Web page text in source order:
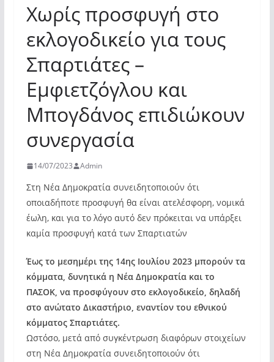
Χωρίς προσφυγή στο
εκλογοδικείο για τους
Σπαρτιάτες –
Εμφιετζόγλου και
Μπογδάνος επιδιώκουν
συνεργασία
14/07/2023 Admin
Στη Νέα Δημοκρατία συνειδητοποιούν ότι
οποιαδήποτε προσφυγή θα είναι ατελέσφορη, νομικά
έωλη, και για το λόγο αυτό δεν πρόκειται να υπάρξει
καμία προσφυγή κατά των Σπαρτιατών
Έως το μεσημέρι της 14ης Ιουλίου 2023 μπορούν τα
κόμματα, δυνητικά η Νέα Δημοκρατία και το
ΠΑΣΟΚ, να προσφύγουν στο εκλογοδικείο, δηλαδή
στο ανώτατο Δικαστήριο, εναντίον του εθνικού
κόμματος Σπαρτιάτες.
Ωστόσο, μετά από συγκέντρωση διαφόρων στοιχείων
στη Νέα Δημοκρατία συνειδητοποιούν ότι